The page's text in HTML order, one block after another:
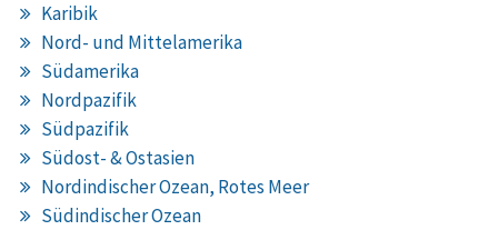
Karibik
Nord- und Mittelamerika
Südamerika
Nordpazifik
Südpazifik
Südost- & Ostasien
Nordindischer Ozean, Rotes Meer
Südindischer Ozean